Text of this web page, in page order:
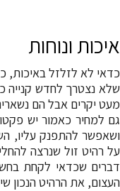
איכות ונוחות
כדאי לא לזלזל באיכות,
שלא נצטרך לחדש קנייה
מעט יקרים אבל הם
גם למחיר כאמור יש
ושאפשר להתפנק עליו,
על רהיט זול שנרצה
דברים שכדאי לקחת
העצום, את הרהיט הנכון